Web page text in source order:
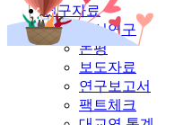
연구자료
최신연구
논평
보도자료
연구보고서
팩트체크